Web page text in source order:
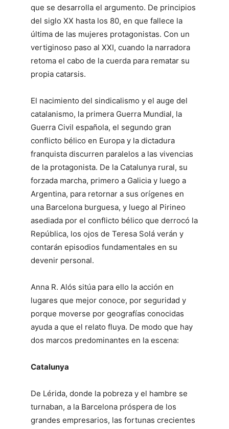
que se desarrolla el argumento. De principios
del siglo XX hasta los 80, en que fallece la
última de las mujeres protagonistas. Con un
vertiginoso paso al XXI, cuando la narradora
retoma el cabo de la cuerda para rematar su
propia catarsis.
El nacimiento del sindicalismo y el auge del
catalanismo, la primera Guerra Mundial, la
Guerra Civil española, el segundo gran
conflicto bélico en Europa y la dictadura
franquista discurren paralelos a las vivencias
de la protagonista. De la Catalunya rural, su
forzada marcha, primero a Galicia y luego a
Argentina, para retornar a sus orígenes en
una Barcelona burguesa, y luego al Pirineo
asediada por el conflicto bélico que derrocó la
República, los ojos de Teresa Solá verán y
contarán episodios fundamentales en su
devenir personal.
Anna R. Alós sitúa para ello la acción en
lugares que mejor conoce, por seguridad y
porque moverse por geografías conocidas
ayuda a que el relato fluya. De modo que hay
dos marcos predominantes en la escena:
Catalunya
De Lérida, donde la pobreza y el hambre se
turnaban, a la Barcelona próspera de los
grandes empresarios, las fortunas crecientes